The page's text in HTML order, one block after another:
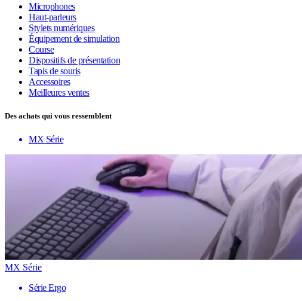
Microphones
Haut-parleurs
Stylets numériques
Équipement de simulation
Course
Dispositifs de présentation
Tapis de souris
Accessoires
Meilleures ventes
Des achats qui vous ressemblent
MX Série
MX Série
Série Ergo